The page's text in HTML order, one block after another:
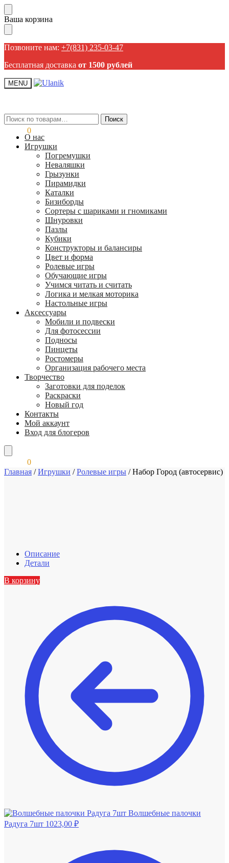
Пропустить
навигацию
Перейти
к
содержанию
Ваша корзина
Позвоните нам: +7(831) 235-03-47
Бесплатная доставка от 1500 рублей
MENU
Искать: Поиск
0
Искать: Поиск
О нас
Игрушки
Погремушки
Неваляшки
Грызунки
Пирамидки
Каталки
Бизиборды
Сортеры с шариками и гномиками
Шнуровки
Пазлы
Кубики
Конструкторы и балансиры
Цвет и форма
Ролевые игры
Обучающие игры
Учимся читать и считать
Логика и мелкая моторика
Настольные игры
Аксессуары
Мобили и подвески
Для фотосессии
Подносы
Пинцеты
Ростомеры
Организация рабочего места
Творчество
Заготовки для поделок
Раскраски
Новый год
Контакты
Мой аккаунт
Вход для блогеров
0
Главная /Игрушки /Ролевые игры /Набор Город (автосервис)
Описание
Детали
В корзину
Волшебные палочки
Радуга 7шт 1023,00 ₽